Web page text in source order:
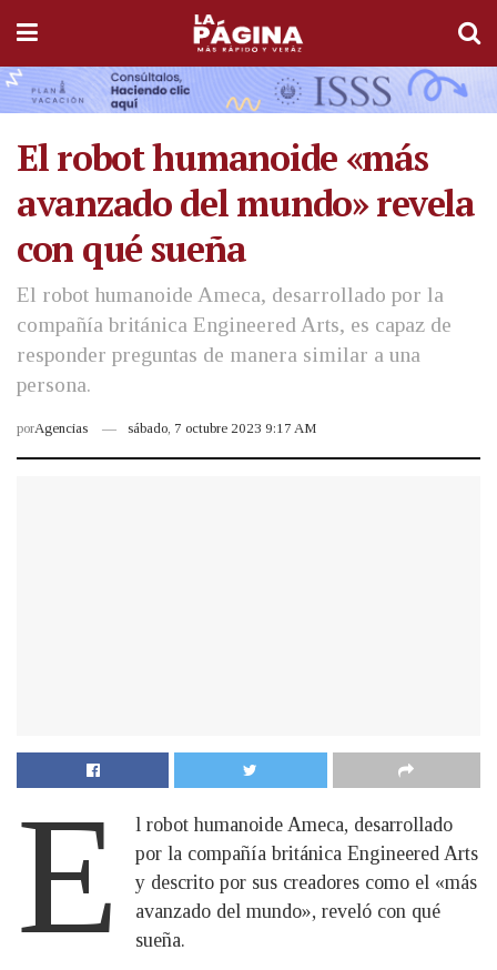
El robot humanoide «más
avanzado del mundo» revela
con qué sueña
El robot humanoide Ameca, desarrollado por la
compañía británica Engineered Arts, es capaz de
responder preguntas de manera similar a una
persona.
porAgencias sábado, 7 octubre 2023 9:17 AM
E
l robot humanoide Ameca, desarrollado
por la compañía británica Engineered Arts
y descrito por sus creadores como el «más
avanzado del mundo», reveló con qué
sueña.